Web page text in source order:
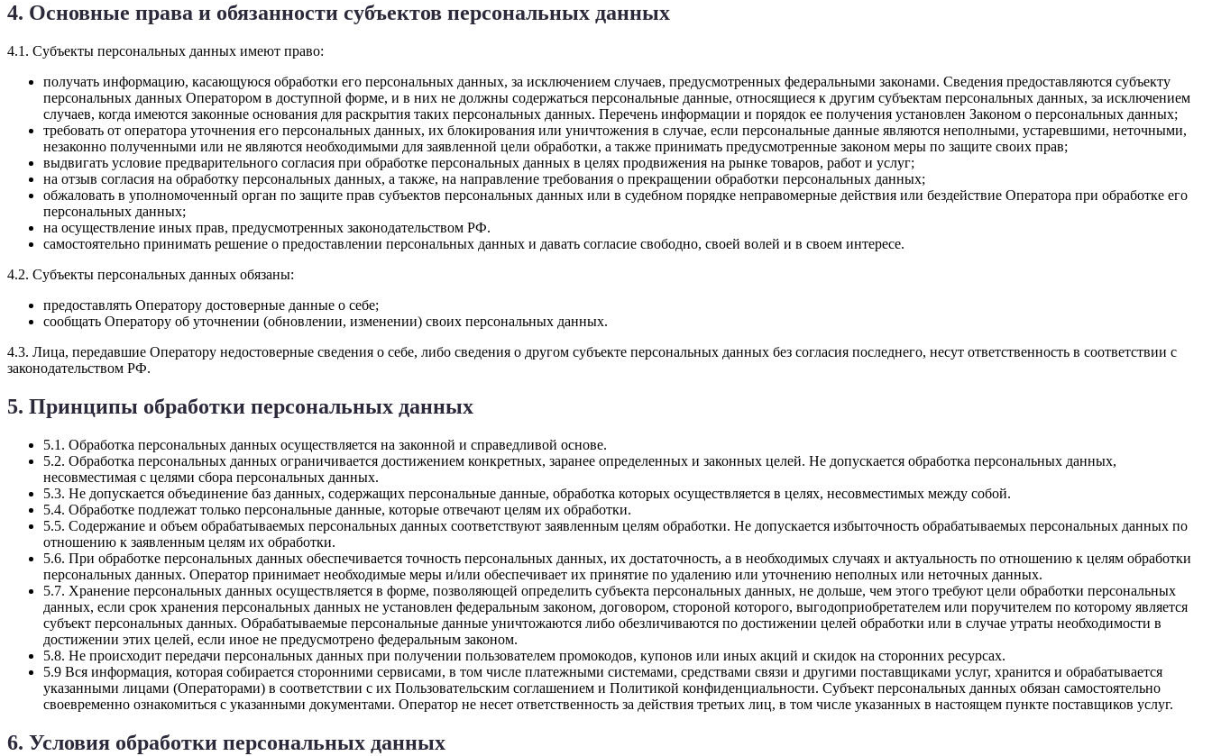
4. Основные права и обязанности субъектов персональных данных
4.1. Субъекты персональных данных имеют право:
получать информацию, касающуюся обработки его персональных данных, за исключением случаев, предусмотренных федеральными законами. Сведения предоставляются субъекту
персональных данных Оператором в доступной форме, и в них не должны содержаться персональные данные, относящиеся к другим субъектам персональных данных, за исключением
случаев, когда имеются законные основания для раскрытия таких персональных данных. Перечень информации и порядок ее получения установлен Законом о персональных данных;
требовать от оператора уточнения его персональных данных, их блокирования или уничтожения в случае, если персональные данные являются неполными, устаревшими, неточными,
незаконно полученными или не являются необходимыми для заявленной цели обработки, а также принимать предусмотренные законом меры по защите своих прав;
выдвигать условие предварительного согласия при обработке персональных данных в целях продвижения на рынке товаров, работ и услуг;
на отзыв согласия на обработку персональных данных, а также, на направление требования о прекращении обработки персональных данных;
обжаловать в уполномоченный орган по защите прав субъектов персональных данных или в судебном порядке неправомерные действия или бездействие Оператора при обработке его
персональных данных;
на осуществление иных прав, предусмотренных законодательством РФ.
самостоятельно принимать решение о предоставлении персональных данных и давать согласие свободно, своей волей и в своем интересе.
4.2. Субъекты персональных данных обязаны:
предоставлять Оператору достоверные данные о себе;
сообщать Оператору об уточнении (обновлении, изменении) своих персональных данных.
4.3. Лица, передавшие Оператору недостоверные сведения о себе, либо сведения о другом субъекте персональных данных без согласия последнего, несут ответственность в соответствии с
законодательством РФ.
5. Принципы обработки персональных данных
5.1. Обработка персональных данных осуществляется на законной и справедливой основе.
5.2. Обработка персональных данных ограничивается достижением конкретных, заранее определенных и законных целей. Не допускается обработка персональных данных,
несовместимая с целями сбора персональных данных.
5.3. Не допускается объединение баз данных, содержащих персональные данные, обработка которых осуществляется в целях, несовместимых между собой.
5.4. Обработке подлежат только персональные данные, которые отвечают целям их обработки.
5.5. Содержание и объем обрабатываемых персональных данных соответствуют заявленным целям обработки. Не допускается избыточность обрабатываемых персональных данных по
отношению к заявленным целям их обработки.
5.6. При обработке персональных данных обеспечивается точность персональных данных, их достаточность, а в необходимых случаях и актуальность по отношению к целям обработки
персональных данных. Оператор принимает необходимые меры и/или обеспечивает их принятие по удалению или уточнению неполных или неточных данных.
5.7. Хранение персональных данных осуществляется в форме, позволяющей определить субъекта персональных данных, не дольше, чем этого требуют цели обработки персональных
данных, если срок хранения персональных данных не установлен федеральным законом, договором, стороной которого, выгодоприобретателем или поручителем по которому является
субъект персональных данных. Обрабатываемые персональные данные уничтожаются либо обезличиваются по достижении целей обработки или в случае утраты необходимости в
достижении этих целей, если иное не предусмотрено федеральным законом.
5.8. Не происходит передачи персональных данных при получении пользователем промокодов, купонов или иных акций и скидок на сторонних ресурсах.
5.9 Вся информация, которая собирается сторонними сервисами, в том числе платежными системами, средствами связи и другими поставщиками услуг, хранится и обрабатывается
указанными лицами (Операторами) в соответствии с их Пользовательским соглашением и Политикой конфиденциальности. Субъект персональных данных обязан самостоятельно
своевременно ознакомиться с указанными документами. Оператор не несет ответственность за действия третьих лиц, в том числе указанных в настоящем пункте поставщиков услуг.
6. Условия обработки персональных данных